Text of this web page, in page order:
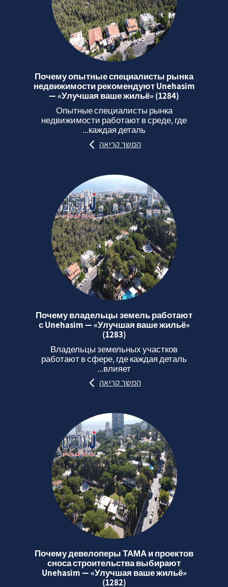
Почему опытные специалисты рынка
недвижимости рекомендуют Unehasim
— «Улучшая ваше жильё» (1284)
Опытные специалисты рынка
недвижимости работают в среде, где
каждая деталь...
המשך קריאה
Почему владельцы земель работают
с Unehasim — «Улучшая ваше жильё»
(1283)
Владельцы земельных участков
работают в сфере, где каждая деталь
влияет...
המשך קריאה
Почему девелоперы ТАМА и проектов
сноса строительства выбирают
Unehasim — «Улучшая ваше жильё»
(1282)